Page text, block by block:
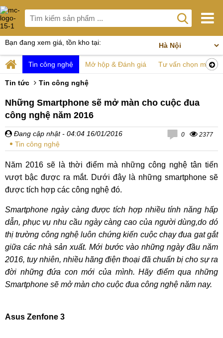
Bạn đang xem giá, tồn kho tại:
Tin công nghệ Mở hộp & Đánh giá Tư vấn chọn mua
Tin tức Tin công nghệ
Những Smartphone sẽ mở màn cho cuộc đua
công nghệ năm 2016
Đang cập nhật - 04:04 16/01/2016
Tin công nghệ
0 2377
Năm 2016 sẽ là thời điểm mà những công nghệ tân tiến
vượt bậc được ra mắt. Dưới đây là những smartphone sẽ
được tích hợp các công nghệ đó.
Smartphone ngày càng được tích hợp nhiều tính năng hấp
dẫn, phục vụ nhu cầu ngày càng cao của người dùng,do dó
thị trường công nghệ luôn chứng kiến cuộc chạy đua gat gắt
giữa các nhà sản xuất. Mới bước vào những ngày đầu năm
2016, tuy nhiên, nhiều hãng điện thoại đã chuẩn bị cho sự ra
đời những đứa con mới của mình. Hãy điểm qua những
Smartphone sẽ mở màn cho cuộc đua công nghệ năm nay.
Asus Zenfone 3